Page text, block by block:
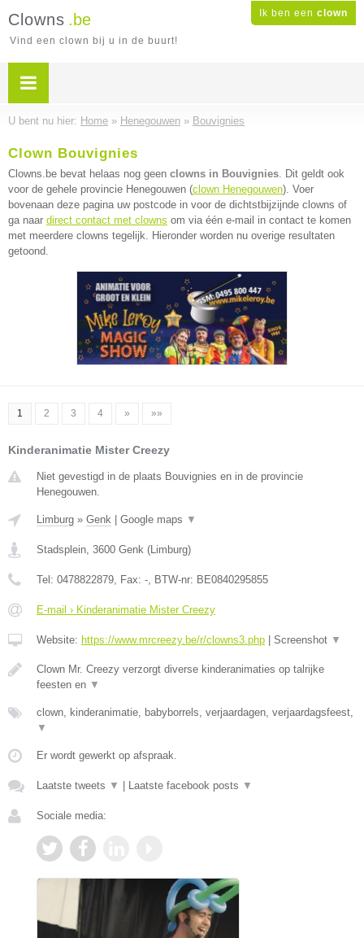
Ik ben een clown
Clowns .be
Vind een clown bij u in de buurt!
U bent nu hier: Home » Henegouwen » Bouvignies
Clown Bouvignies
Clowns.be bevat helaas nog geen clowns in Bouvignies. Dit geldt ook
voor de gehele provincie Henegouwen (clown Henegouwen). Voer
bovenaan deze pagina uw postcode in voor de dichtstbijzijnde clowns of
ga naar direct contact met clowns om via één e-mail in contact te komen
met meerdere clowns tegelijk. Hieronder worden nu overige resultaten
getoond.
1 2 3 4 » »»
Kinderanimatie Mister Creezy
Niet gevestigd in de plaats Bouvignies en in de provincie
Henegouwen.
Limburg » Genk Google maps ▼
Stadsplein, 3600 Genk (Limburg)
Tel: 0478822879, Fax: -, BTW-nr: BE0840295855
E-mail › Kinderanimatie Mister Creezy
Website: https://www.mrcreezy.be/r/clowns3.php Screenshot ▼
Clown Mr. Creezy verzorgt diverse kinderanimaties op talrijke
feesten en ▼
clown, kinderanimatie, babyborrels, verjaardagen, verjaardagsfeest,
▼
Er wordt gewerkt op afspraak.
Laatste tweets ▼ Laatste facebook posts ▼
Sociale media: